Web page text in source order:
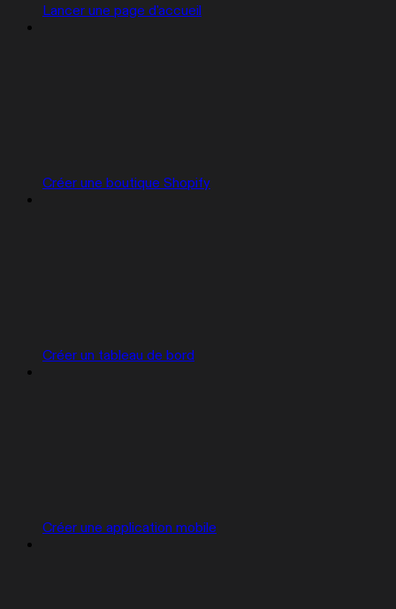
Lancer une page d'accueil
Créer une boutique Shopify
Créer un tableau de bord
Créer une application mobile